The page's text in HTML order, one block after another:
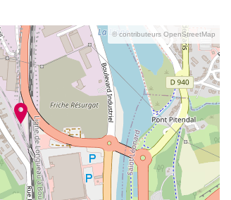
© contributeurs OpenStreetMap